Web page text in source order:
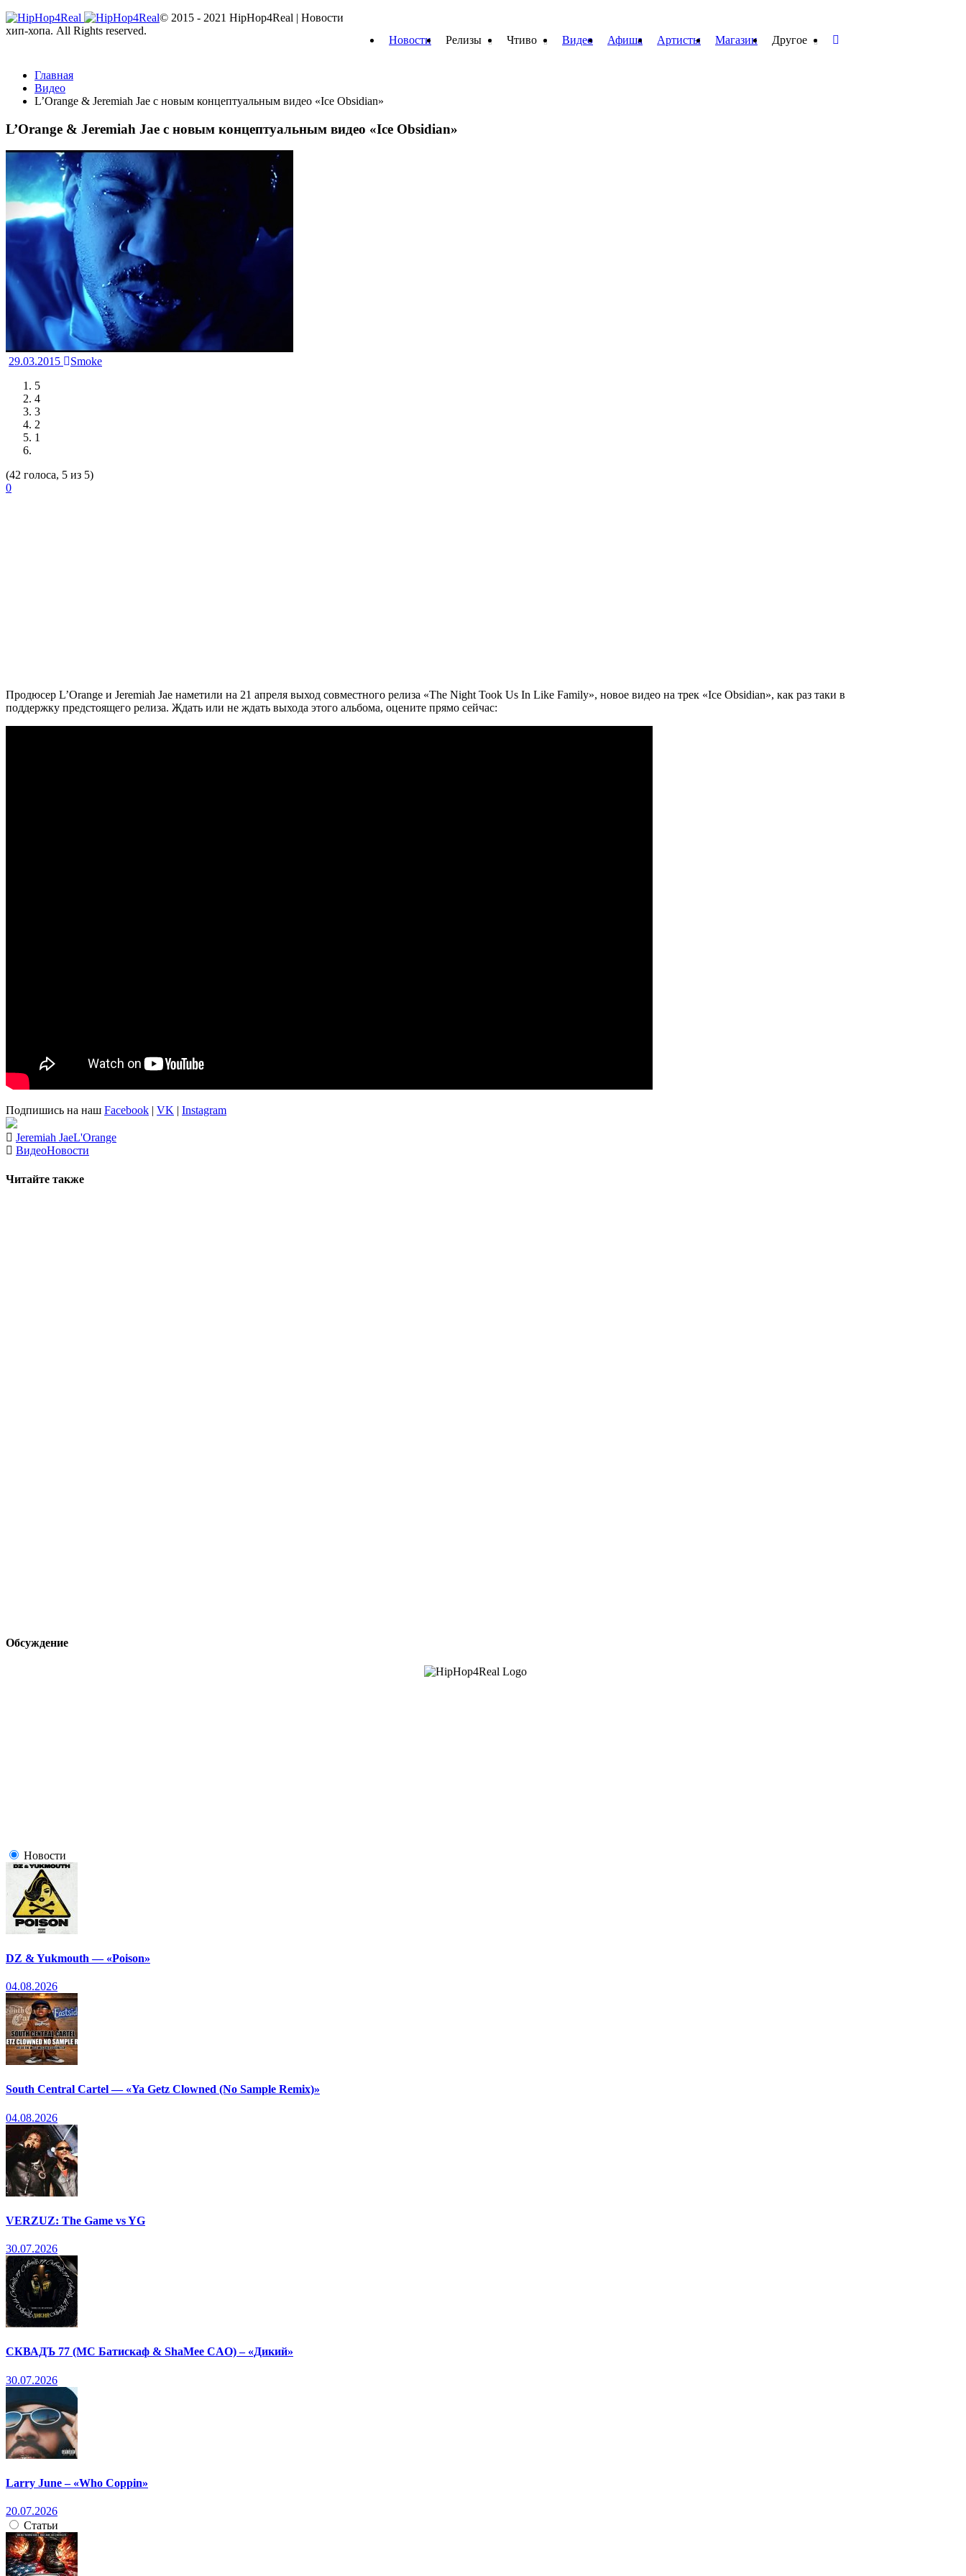
Новости Релизы Чтиво Видео Афиша Артисты Магазин Другое
Главная
Видео
L’Orange & Jeremiah Jae с новым концептуальным видео «Ice Obsidian»
L’Orange & Jeremiah Jae с новым концептуальным видео «Ice Obsidian»
29.03.2015
Smoke
5
4
3
2
1
(42 голоса, 5 из 5)
0
Продюсер L’Orange и Jeremiah Jae наметили на 21 апреля выход совместного релиза «The Night Took Us In Like Family», новое видео на трек «Ice Obsidian», как раз таки в
поддержку предстоящего релиза. Ждать или не ждать выхода этого альбома, оцените прямо сейчас:
Подпишись на наш Facebook | VK | Instagram
Jeremiah JaeL'Orange
ВидеоНовости
Читайте также
Обсуждение
Новости
DZ & Yukmouth — «Poison»
04.08.2026
South Central Cartel — «Ya Getz Clowned (No Sample Remix)»
04.08.2026
VERZUZ: The Game vs YG
30.07.2026
СКВАДЪ 77 (МС Батискаф & ShaMee CAO) – «Дикий»
30.07.2026
Larry June – «Who Coppin»
20.07.2026
Статьи
© 2015 - 2021 HipHop4Real | Новости
хип-хопа. All Rights reserved.